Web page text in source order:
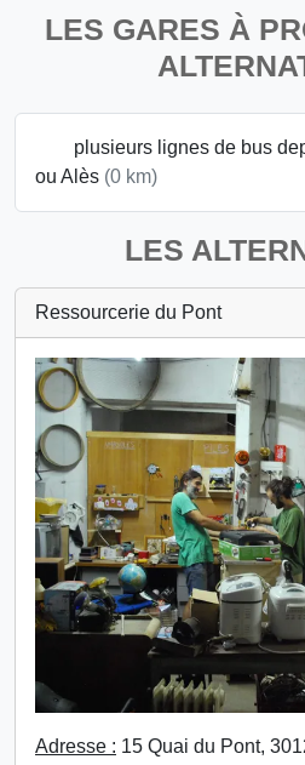
LES GARES À
plusieurs lignes de bus
ou Alès (0 km)
LES
Ressourcerie du Pont
Adresse : 15 Quai du Pont,